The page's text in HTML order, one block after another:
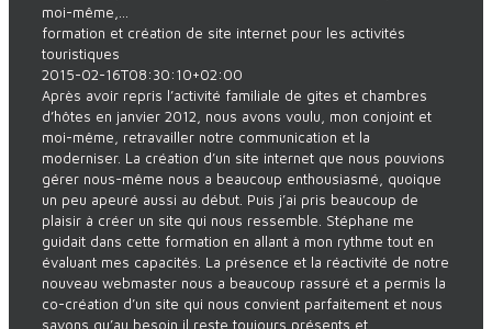
moi-même,...
formation et création de site internet pour les activités
touristiques
2015-02-16T08:30:10+02:00
Après avoir repris l’activité familiale de gites et chambres
d’hôtes en janvier 2012, nous avons voulu, mon conjoint et
moi-même, retravailler notre communication et la
moderniser. La création d’un site internet que nous pouvions
gérer nous-même nous a beaucoup enthousiasmé, quoique
un peu apeuré aussi au début. Puis j’ai pris beaucoup de
plaisir à créer un site qui nous ressemble. Stéphane me
guidait dans cette formation en allant à mon rythme tout en
évaluant mes capacités. La présence et la réactivité de notre
nouveau webmaster nous a beaucoup rassuré et a permis la
co-création d’un site qui nous convient parfaitement et nous
savons qu’au besoin il reste toujours présents et